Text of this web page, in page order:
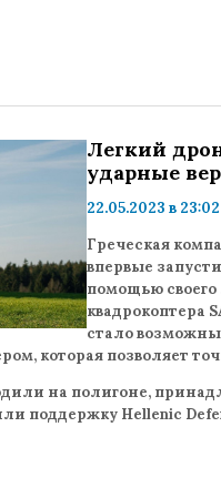
Легкий
ударные
22.05.2023 в 23:02
Греческая
впервые
помощью своего
квадрокоптера
стало
которая позволяет
на полигоне,
поддержку Hellenic